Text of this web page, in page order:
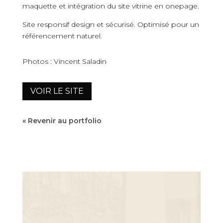
maquette et intégration du site vitrine en onepage.
Site responsif design et sécurisé. Optimisé pour un
référencement naturel.
Photos : Vincent Saladin
VOIR LE SITE
« Revenir au portfolio